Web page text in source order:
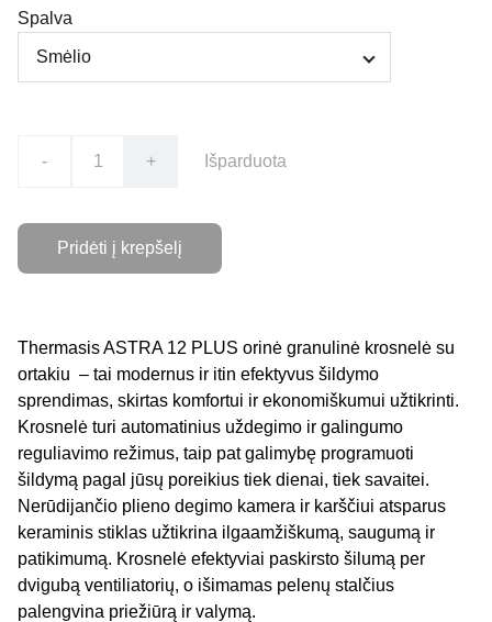
Spalva
- + Išparduota
Pridėti į krepšelį
Thermasis ASTRA 12 PLUS orinė granulinė krosnelė su
ortakiu – tai modernus ir itin efektyvus šildymo
sprendimas, skirtas komfortui ir ekonomiškumui užtikrinti.
Krosnelė turi automatinius uždegimo ir galingumo
reguliavimo režimus, taip pat galimybę programuoti
šildymą pagal jūsų poreikius tiek dienai, tiek savaitei.
Nerūdijančio plieno degimo kamera ir karščiui atsparus
keraminis stiklas užtikrina ilgaamžiškumą, saugumą ir
patikimumą. Krosnelė efektyviai paskirsto šilumą per
dvigubą ventiliatorių, o išimamas pelenų stalčius
palengvina priežiūrą ir valymą.